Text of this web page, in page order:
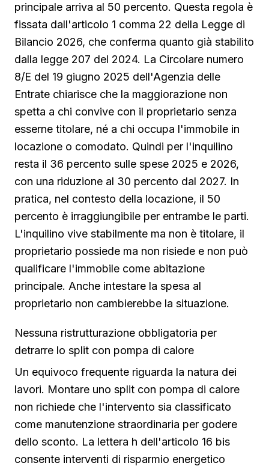
principale arriva al 50 percento. Questa regola è
fissata dall'articolo 1 comma 22 della Legge di
Bilancio 2026, che conferma quanto già stabilito
dalla legge 207 del 2024. La Circolare numero
8/E del 19 giugno 2025 dell'Agenzia delle
Entrate chiarisce che la maggiorazione non
spetta a chi convive con il proprietario senza
esserne titolare, né a chi occupa l'immobile in
locazione o comodato. Quindi per l'inquilino
resta il 36 percento sulle spese 2025 e 2026,
con una riduzione al 30 percento dal 2027. In
pratica, nel contesto della locazione, il 50
percento è irraggiungibile per entrambe le parti.
L'inquilino vive stabilmente ma non è titolare, il
proprietario possiede ma non risiede e non può
qualificare l'immobile come abitazione
principale. Anche intestare la spesa al
proprietario non cambierebbe la situazione.
Nessuna ristrutturazione obbligatoria per
detrarre lo split con pompa di calore
Un equivoco frequente riguarda la natura dei
lavori. Montare uno split con pompa di calore
non richiede che l'intervento sia classificato
come manutenzione straordinaria per godere
dello sconto. La lettera h dell'articolo 16 bis
consente interventi di risparmio energetico